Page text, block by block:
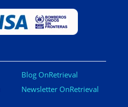
Blog OnRetrieval
Newsletter OnRetrieval